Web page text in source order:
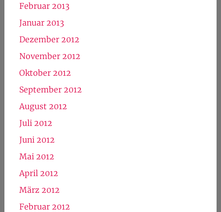
Februar 2013
Januar 2013
Dezember 2012
November 2012
Oktober 2012
September 2012
August 2012
Juli 2012
Juni 2012
Mai 2012
April 2012
März 2012
Februar 2012